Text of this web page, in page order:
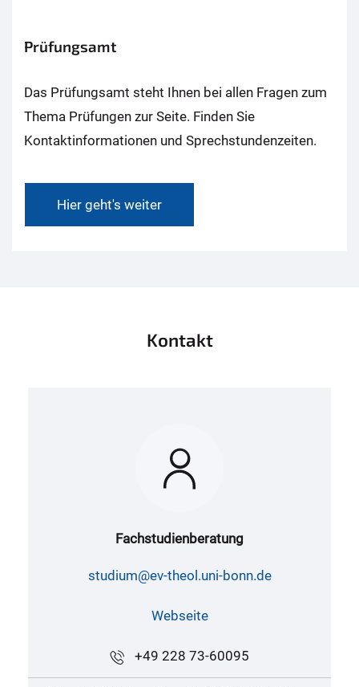
Prüfungsamt
Das Prüfungsamt steht Ihnen bei allen Fragen zum
Thema Prüfungen zur Seite. Finden Sie
Kontaktinformationen und Sprechstundenzeiten.
Hier geht's weiter
Kontakt
Fachstudienberatung
studium@ev-theol.uni-bonn.de
Webseite
+49 228 73-60095